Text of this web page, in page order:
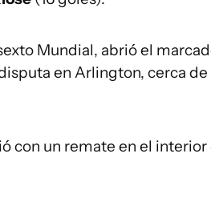
Mundial, abrió el
en Arlington, cerca de
con un remate en el